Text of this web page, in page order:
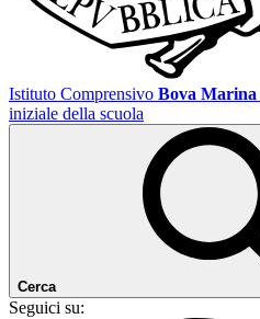
Istituto Comprensivo Bova Marina
iniziale della scuola
Cerca
Seguici su: